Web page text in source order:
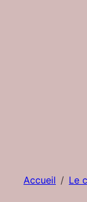
Accueil Le